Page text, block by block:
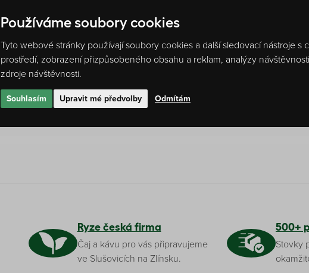
0 %Žádné hodnocení
Ryze česká firma
Čaj a kávu pro vás připravujeme
ve Slušovicích na Zlínsku.
500+
Stovky
Používáme soubory cookies
Tyto webové stránky používají soubory cookies a další sledovací nástroje s
prostředí, zobrazení přizpůsobeného obsahu a reklam, analýzy
zdroje návštěvnosti.
Souhlasím Upravit mé předvolby Odmítám